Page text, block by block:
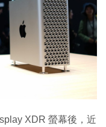
XDR 螢幕後，近